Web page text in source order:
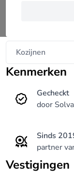
Kozijnen
Kenmerken
Gecheckt
door
Sinds
partner
Vestigingen